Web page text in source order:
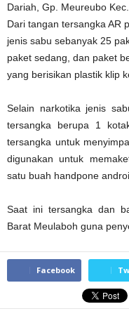
Dariah, Gp. Meureubo
Dari tangan tersangka AR
jenis sabu sebanyak 25
paket sedang, dan paket
yang berisikan plastik klip
Selain narkotika jenis
tersangka berupa 1
tersangka untuk
digunakan untuk
satu buah handpone
Saat ini tersangka dan
Barat Meulaboh guna
Facebook